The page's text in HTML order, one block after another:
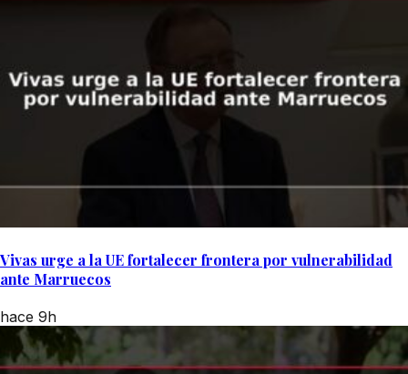
Vivas urge a la UE fortalecer frontera por vulnerabilidad
ante Marruecos
hace 9h